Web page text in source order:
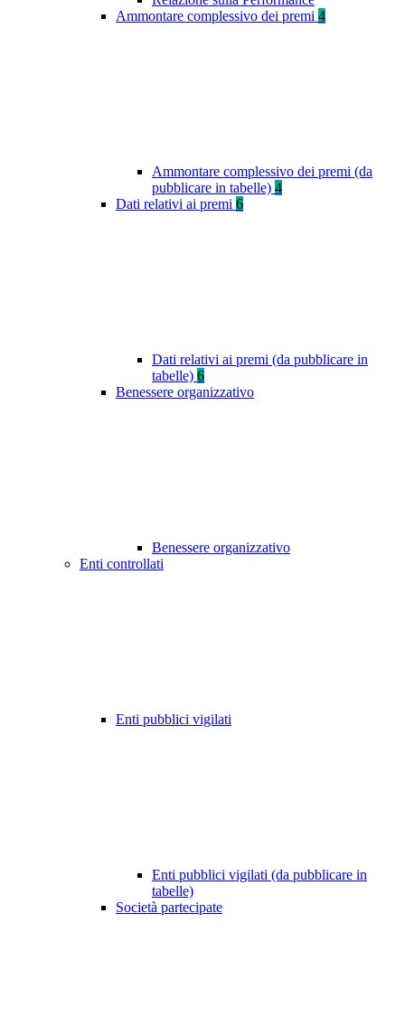
Ammontare complessivo dei premi 4
Ammontare complessivo dei premi (da
pubblicare in tabelle) 4
Dati relativi ai premi 6
Dati relativi ai premi (da pubblicare in
tabelle) 6
Benessere organizzativo
Benessere organizzativo
Enti controllati
Enti pubblici vigilati
Enti pubblici vigilati (da pubblicare in
tabelle)
Società partecipate